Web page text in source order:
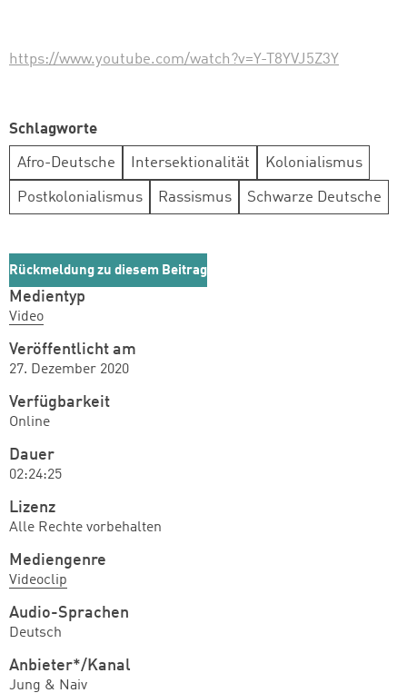
https://www.youtube.com/watch?v=Y-T8YVJ5Z3Y
Schlagworte
Afro-Deutsche Intersektionalität Kolonialismus
Postkolonialismus Rassismus Schwarze Deutsche
Rückmeldung zu diesem Beitrag
Medientyp
Video
Veröffentlicht am
27. Dezember 2020
Verfügbarkeit
Online
Dauer
02:24:25
Lizenz
Alle Rechte vorbehalten
Mediengenre
Videoclip
Audio-Sprachen
Deutsch
Anbieter*/Kanal
Jung & Naiv